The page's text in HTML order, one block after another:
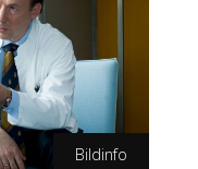
Bildinfo